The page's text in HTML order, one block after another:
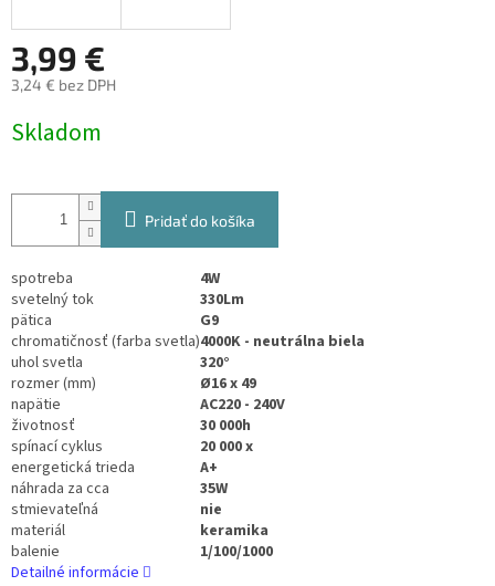
3,99 €
3,24 € bez DPH
cena:
Skladom
Pridať do košíka
spotreba
4W
svetelný tok
330Lm
pätica
G9
chromatičnosť (farba svetla)4000K - neutrálna biela
uhol svetla
320°
rozmer (mm)
Ø16 x 49
napätie
AC220 - 240V
životnosť
30 000h
spínací cyklus
20 000 x
energetická trieda
A+
náhrada za cca
35W
stmievateľná
nie
materiál
keramika
balenie
1/100/1000
Detailné informácie